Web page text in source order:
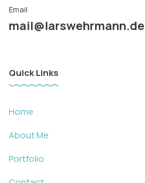
Email
mail@larswehrmann.de
Quick Links
Home
About Me
Portfolio